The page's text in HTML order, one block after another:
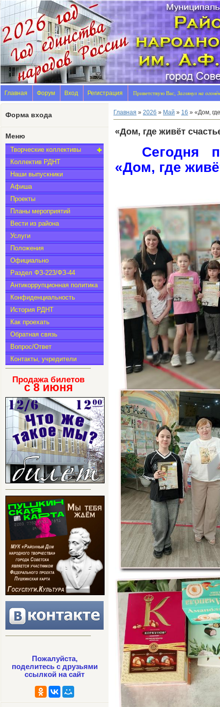
Главная Форум Вход Регистрация Приветствую Вас, Заглянул на огонёк
Форма входа
Меню
Творческие коллективы
Коллектив РДНТ
Наши выпускники
Афиша
Проекты
Планы мероприятий
Вести из района
Услуги
Положения
Официально
Раздел ФЗ-223/ФЗ-44
Антикоррупционная политика
Конфиденциальность
История РДНТ
Как проехать
Обратная связь
Вопрос/Ответ
Контакты, учредители
Продажа билетов
с 8 июня
Пожалуйста,
поделитесь с друзьями
ссылкой на сайт
Главная » 2026 » Май » 16 » «Дом,
«Дом, где живёт
Сегодня
«Дом, где